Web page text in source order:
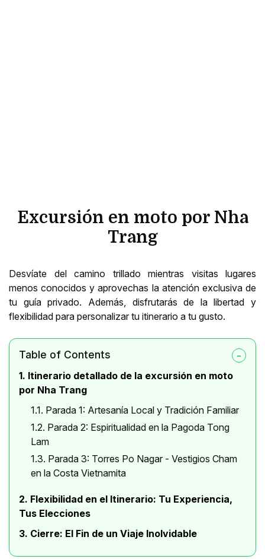
Excursión en moto por Nha
Trang
Desvíate del camino trillado mientras visitas lugares
menos conocidos y aprovechas la atención exclusiva de
tu guía privado. Además, disfrutarás de la libertad y
flexibilidad para personalizar tu itinerario a tu gusto.
Table of Contents
1. Itinerario detallado de la excursión en moto
por Nha Trang
1.1. Parada 1: Artesanía Local y Tradición Familiar
1.2. Parada 2: Espiritualidad en la Pagoda Tong
Lam
1.3. Parada 3: Torres Po Nagar - Vestigios Cham
en la Costa Vietnamita
2. Flexibilidad en el Itinerario: Tu Experiencia,
Tus Elecciones
3. Cierre: El Fin de un Viaje Inolvidable